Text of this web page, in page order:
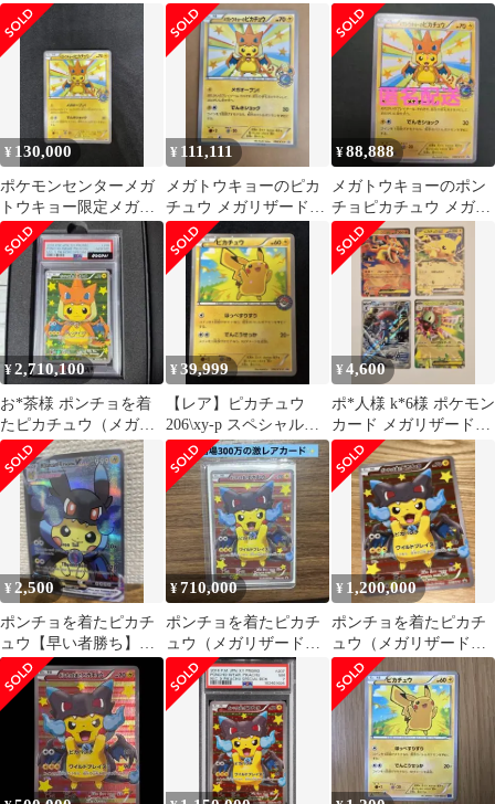
プロモ 206/XY-P
Y） PROMO XYシリー
ズプロモー…
PROMO XYプロモ ポケ
カ
¥ 130,000
ポケモンセンターメガ
トウキョー限定メガト
ウキョーのピカチュ
ウ プロモカード希少
¥ 111,111
メガトウキョーのピカ
チュウ メガリザードン
Y 098/XY-P プロモ
¥88,888
メガトウキョーのポン
チョピカチュウ メガリ
ザードンY 098/XY-P プ
ロモ
¥2,710,100
お*茶様 ポンチョを着
たピカチュウ（メガリ
ザードンY）
¥39,999
【レア】ピカチュウ
206\xy-p スペシャル
BOXリザードンポンチ
ョピカチュウ
¥4,600
ポ*人様 k*6様 ポケモン
カード メガリザードン
Y ex ノーマル スタート
デ
¥ 2,500
ポンチョを着たピカチ
ュウ【早い者勝ち】メ
ガリザードンX海外限
定！
¥710,000
ポンチョを着たピカチ
ュウ（メガリザードン
X） PROMO XYシリー
ズプロモー…
¥ 1,200,000
ポンチョを着たピカチ
ュウ（メガリザードン
X） PROMO XYシリー
ズプロモー…